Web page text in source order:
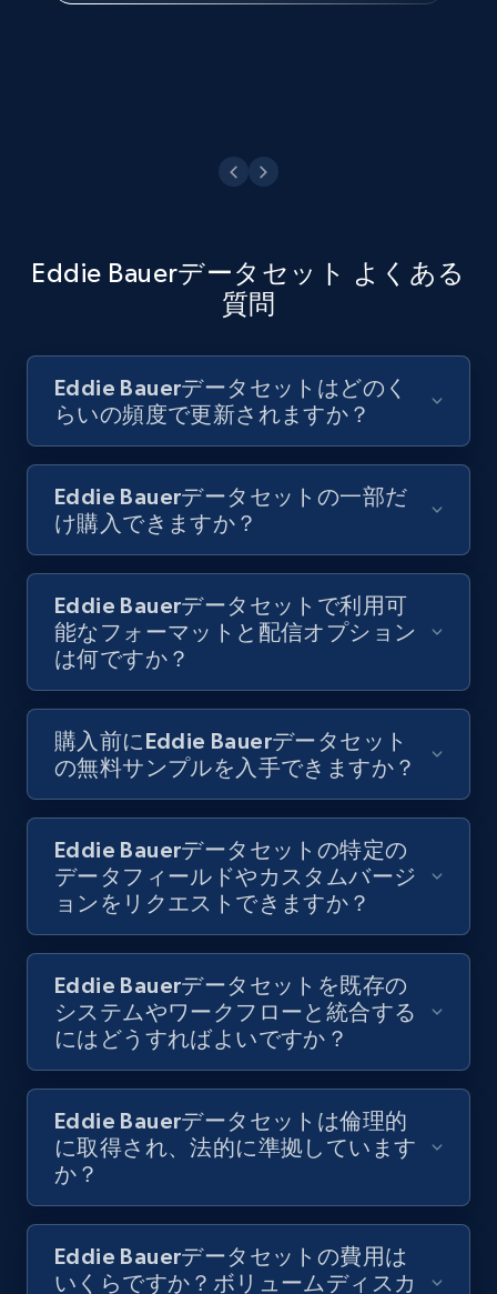
Eddie Bauerデータセット よくある
質問
Eddie Bauerデータセットはどのく
らいの頻度で更新されますか？
Eddie Bauerデータセットの一部だ
け購入できますか？
Eddie Bauerデータセットで利用可
能なフォーマットと配信オプション
は何ですか？
購入前にEddie Bauerデータセット
の無料サンプルを入手できますか？
Eddie Bauerデータセットの特定の
データフィールドやカスタムバージ
ョンをリクエストできますか？
Eddie Bauerデータセットを既存の
システムやワークフローと統合する
にはどうすればよいですか？
Eddie Bauerデータセットは倫理的
に取得され、法的に準拠しています
か？
Eddie Bauerデータセットの費用は
いくらですか？ボリュームディスカ